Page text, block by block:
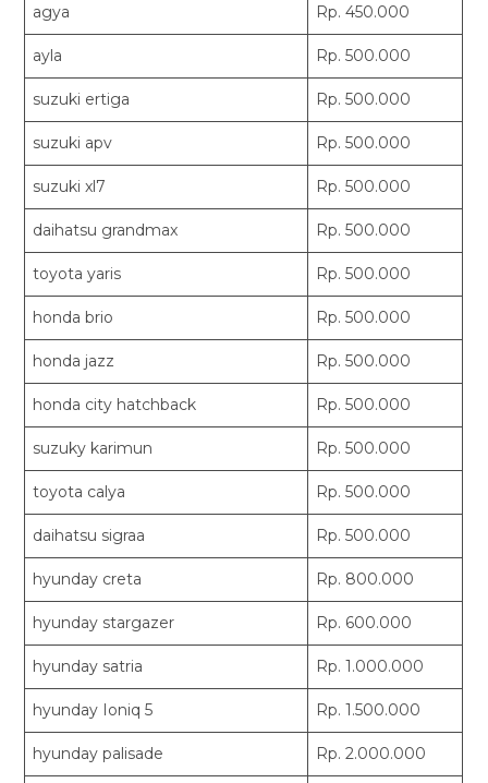
agya Rp. 450.000
ayla Rp. 500.000
suzuki ertiga Rp. 500.000
suzuki apv Rp. 500.000
suzuki xl7 Rp. 500.000
daihatsu grandmax Rp. 500.000
toyota yaris Rp. 500.000
honda brio Rp. 500.000
honda jazz Rp. 500.000
honda city hatchback Rp. 500.000
suzuky karimun Rp. 500.000
toyota calya Rp. 500.000
daihatsu sigraa Rp. 500.000
hyunday creta Rp. 800.000
hyunday stargazer Rp. 600.000
hyunday satria Rp. 1.000.000
hyunday Ioniq 5 Rp. 1.500.000
hyunday palisade Rp. 2.000.000